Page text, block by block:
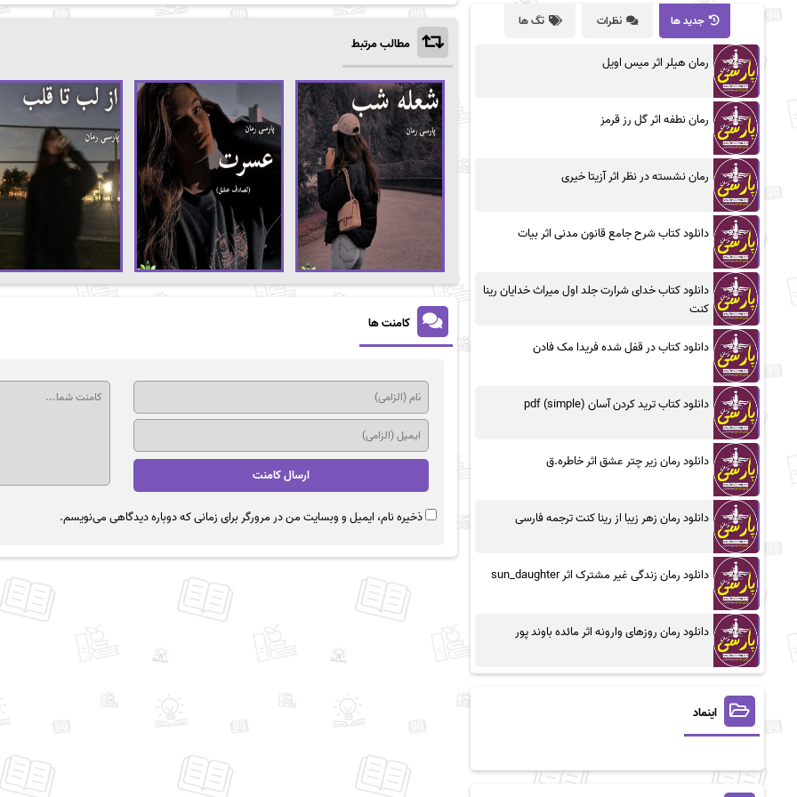
مطالب مرتبط
کامنت ها
ذخیره نام، ایمیل و وبسایت من در مرورگر برای زمانی که دوباره دیدگاهی می‌نویسم.
جدید ها نظرات تگ ها
رمان هیلر اثر میس اویل
رمان نطفه اثر گل رز قرمز
رمان نشسته در نظر اثر آزیتا خیری
دانلود کتاب شرح جامع قانون مدنی اثر بیات
دانلود کتاب خدای شرارت جلد اول میراث خدایان رینا
کنت
دانلود کتاب در قفل شده فریدا مک فادن
دانلود کتاب ترید کردن آسان (simple) pdf
دانلود رمان زیر چتر عشق اثر خاطره.ق
دانلود رمان زهر زیبا از رینا کنت ترجمه فارسی
دانلود رمان زندگی غیر مشترک اثر sun_daughter
دانلود رمان روزهای وارونه اثر مائده باوند پور
اینماد